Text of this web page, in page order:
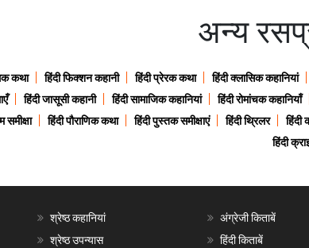
अन्य
कथा हिंदी फिक्शन कहानी हिंदी प्रेरक कथा हिंदी क्लासिक कहानियां
हिंदी जासूसी कहानी हिंदी सामाजिक कहानियां हिंदी रोमांचक कहानियाँ
समीक्षा हिंदी पौराणिक कथा हिंदी पुस्तक समीक्षाएं हिंदी थ्रिलर हिंदी
हिंदी
श्रेष्ठ कहानियां
श्रेष्ठ उपन्यास
अंग्रेजी किताबें
हिंदी किताबें